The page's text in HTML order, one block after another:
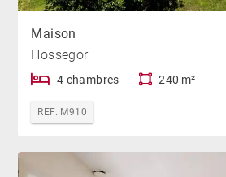
Maison
Hossegor
4 chambres 240 m²
REF. M910